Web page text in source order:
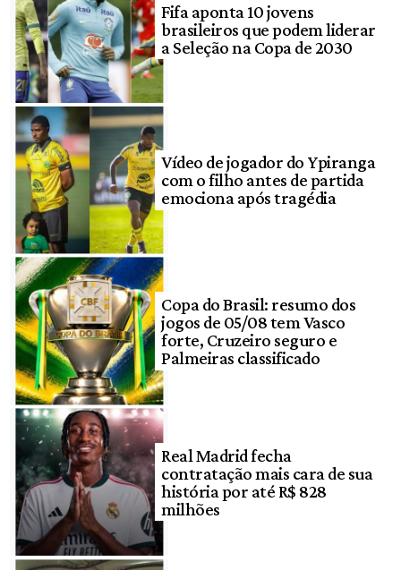
Fifa aponta 10 jovens
brasileiros que podem liderar
a Seleção na Copa de 2030
Vídeo de jogador do Ypiranga
com o filho antes de partida
emociona após tragédia
Copa do Brasil: resumo dos
jogos de 05/08 tem Vasco
forte, Cruzeiro seguro e
Palmeiras classificado
Real Madrid fecha
contratação mais cara de sua
história por até R$ 828
milhões